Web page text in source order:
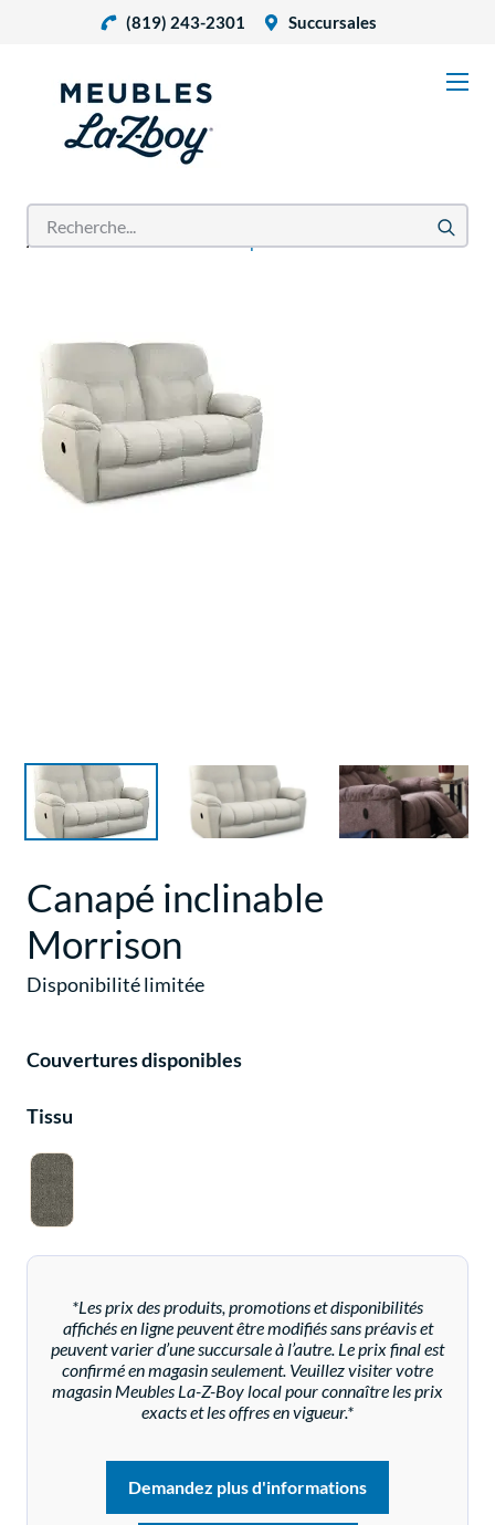
(819) 243-2301 Succursales
Accueil Produits Canapé inclinable Morrison
Canapé inclinable
Morrison
Disponibilité limitée
Couvertures disponibles
Tissu
*Les prix des produits, promotions et disponibilités
affichés en ligne peuvent être modifiés sans préavis et
peuvent varier d’une succursale à l’autre. Le prix final est
confirmé en magasin seulement. Veuillez visiter votre
magasin Meubles La-Z-Boy local pour connaître les prix
exacts et les offres en vigueur.*
Demandez plus d'informations